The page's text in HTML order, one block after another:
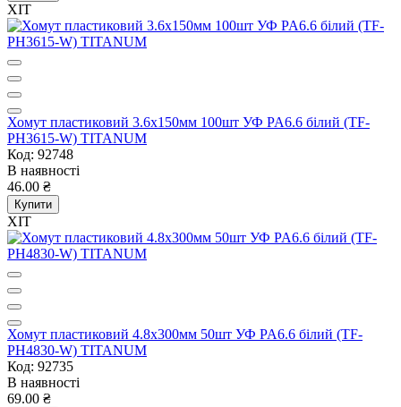
ХІТ
Хомут пластиковий 3.6x150мм 100шт УФ PA6.6 білий (TF-
PH3615-W) TITANUM
Код: 92748
В наявності
46.00 ₴
Купити
ХІТ
Хомут пластиковий 4.8x300мм 50шт УФ PA6.6 білий (TF-
PH4830-W) TITANUM
Код: 92735
В наявності
69.00 ₴